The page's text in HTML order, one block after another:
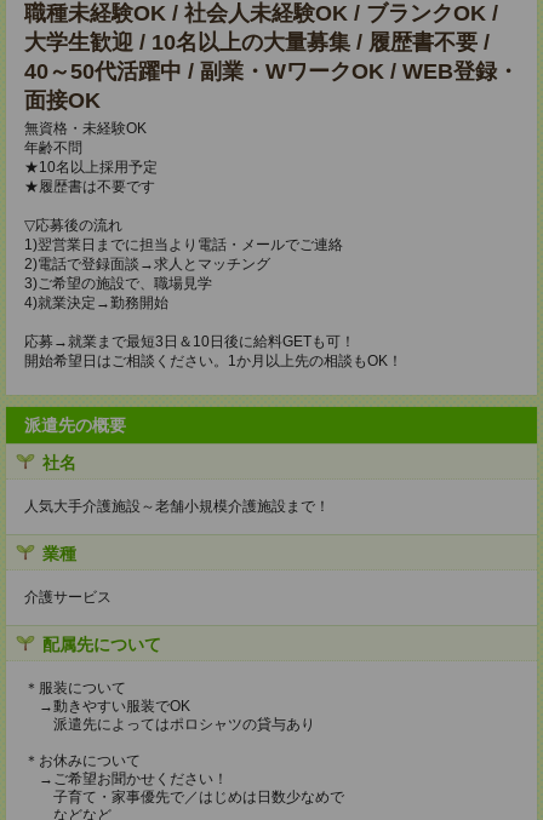
職種未経験OK / 社会人未経験OK / ブランクOK /
大学生歓迎 / 10名以上の大量募集 / 履歴書不要 /
40～50代活躍中 / 副業・WワークOK / WEB登録・
面接OK
無資格・未経験OK
年齢不問
★10名以上採用予定
★履歴書は不要です
▽応募後の流れ
1)翌営業日までに担当より電話・メールでご連絡
2)電話で登録面談→求人とマッチング
3)ご希望の施設で、職場見学
4)就業決定→勤務開始
応募→就業まで最短3日＆10日後に給料GETも可！
開始希望日はご相談ください。1か月以上先の相談もOK！
派遣先の概要
社名
人気大手介護施設～老舗小規模介護施設まで！
業種
介護サービス
配属先について
＊服装について
→動きやすい服装でOK
派遣先によってはポロシャツの貸与あり
＊お休みについて
→ご希望お聞かせください！
子育て・家事優先で／はじめは日数少なめで
などなど